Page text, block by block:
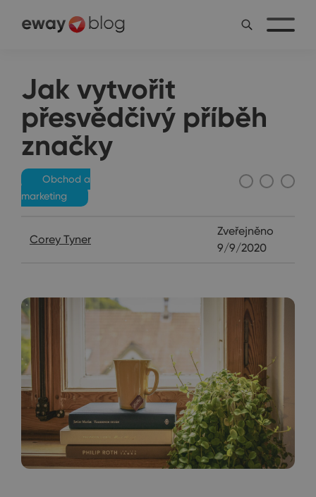
Jak vytvořit
přesvědčivý příběh
značky
Obchod a
marketing
Corey Tyner
Zveřejněno
9/9/2020